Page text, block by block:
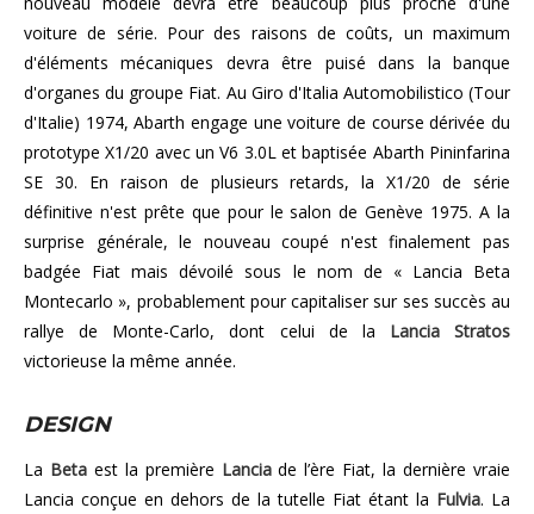
voiture de série. Pour des raisons de coûts, un maximum
d'éléments mécaniques devra être puisé dans la banque
d'organes du groupe Fiat. Au Giro d'Italia Automobilistico (Tour
d'Italie) 1974, Abarth engage une voiture de course dérivée du
prototype X1/20 avec un V6 3.0L et baptisée Abarth Pininfarina
SE 30. En raison de plusieurs retards, la X1/20 de série
définitive n'est prête que pour le salon de Genève 1975. A la
surprise générale, le nouveau coupé n'est finalement pas
badgée Fiat mais dévoilé sous le nom de « Lancia Beta
Montecarlo », probablement pour capitaliser sur ses succès au
rallye de Monte-Carlo, dont celui de la Lancia Stratos
victorieuse la même année.
DESIGN
La Betaest la première Lanciade l’ère Fiat, la dernière vraie
Lancia conçue en dehors de la tutelle Fiat étant la Fulvia. La